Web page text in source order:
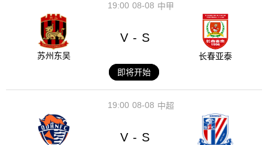
08-08
19:00 中甲
苏州东吴
V - S
长春亚泰
即将开始
08-08
19:00 中超
V - S